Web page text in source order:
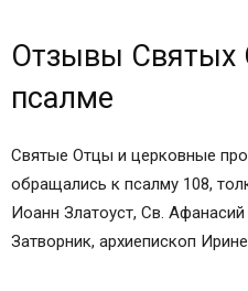
Отзывы Святых
псалме
Святые Отцы и церковные
обращались к псалму 108,
Иоанн Златоуст, Св.
Затворник, архиепископ